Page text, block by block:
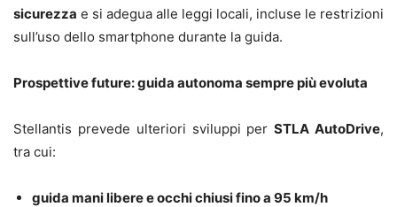
sicurezza e si adegua alle leggi locali, incluse le restrizioni
sull’uso dello smartphone durante la guida.
Prospettive future: guida autonoma sempre più evoluta
Stellantis prevede ulteriori sviluppi perSTLA AutoDrive,
tra cui:
guida mani libere e occhi chiusi fino a 95 km/h